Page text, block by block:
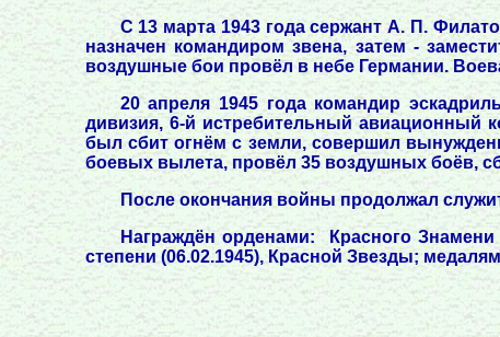
С 13 марта 1943 года сержант А. П.
назначен командиром звена, затем -
воздушные бои провёл в небе Германии.
20 апреля 1945 года командир
дивизия, 6-й истребительный авиационный
был сбит огнём с земли, совершил
боевых вылета, провёл 35 воздушных боёв,
После окончания войны продолжал
Награждён орденами: Красного
степени (06.02.1945), Красной Звезды;